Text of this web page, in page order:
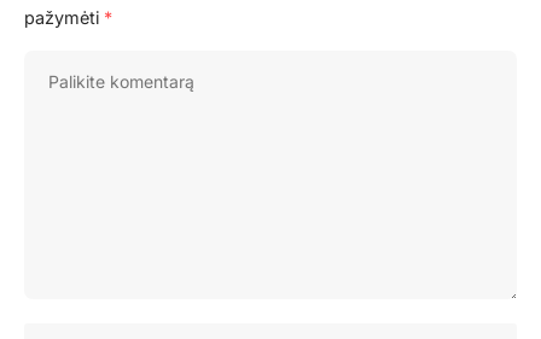
pažymėti *